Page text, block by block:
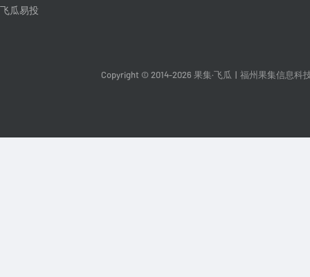
飞瓜易投
Copyright © 2014-2026 果集·飞瓜 福州果集信息科